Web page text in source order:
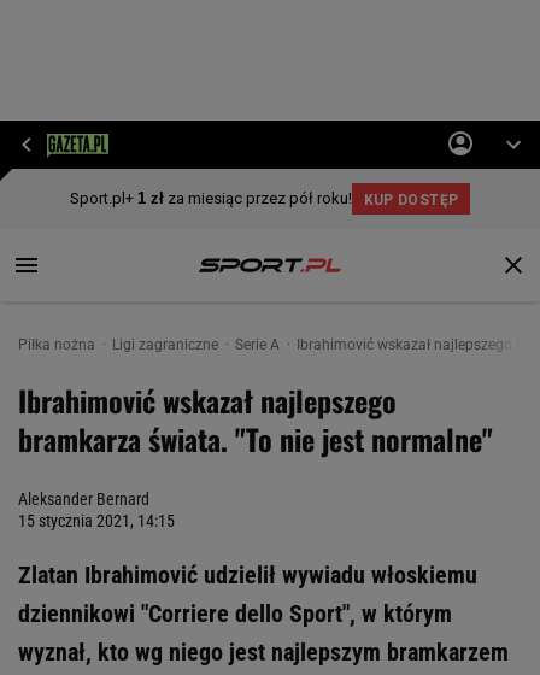
Piłka nożna Ligi zagraniczne Serie A Ibrahimović wskazał najlepszego
Ibrahimović wskazał najlepszego
bramkarza świata. "To nie jest normalne"
Aleksander Bernard
15 stycznia 2021, 14:15
Zlatan Ibrahimović udzielił wywiadu włoskiemu
dziennikowi "Corriere dello Sport", w którym
wyznał, kto wg niego jest najlepszym bramkarzem